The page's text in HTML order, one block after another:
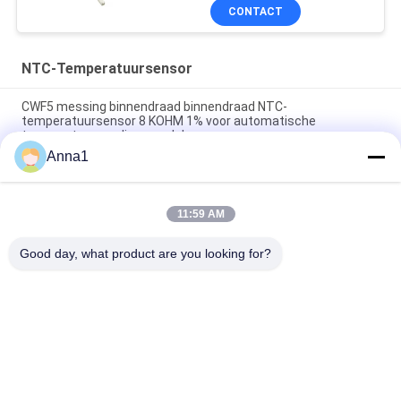
CONTACT
NTC-Temperatuursensor
CWF5 messing binnendraad binnendraad NTC-
temperatuursensor 8 KOHM 1% voor automatische
temperatuurregelingsmodule
PT101 Custom NTC Temperatuur sensor is geschikt voor
slimme huizen
PT100 NTC Temperatuursensor Is Geschikt Voor Notebook
Anna1
11:59 AM
Good day, what product are you looking for?